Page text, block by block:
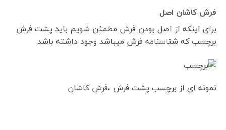
فرش کاشان اصل
برای اینکه از اصل بودن فرش مطمئن شویم باید پشت فرش
برچسب که شناسنامه فرش میباشد وجود داشته باشد
نمونه ای از برچسب پشت فرش ،فرش کاشان